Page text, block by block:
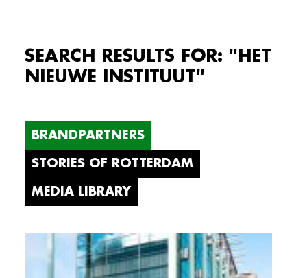
SEARCH RESULTS FOR: "HET
NIEUWE INSTITUUT"
BRANDPARTNERS
STORIES OF ROTTERDAM
MEDIA LIBRARY